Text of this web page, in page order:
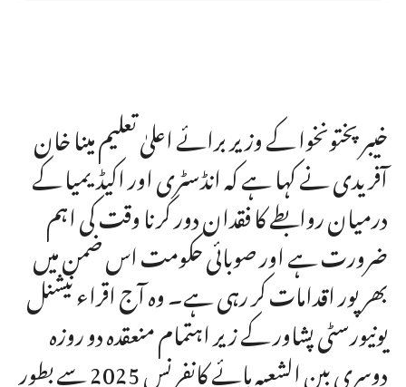
خیبرپختونخوا کے وزیر برائے اعلیٰ تعلیم مینا خان
آفریدی نے کہا ہے کہ انڈسٹری اور اکیڈیمیا کے
درمیان روابطے کا فقدان دور کرنا وقت کی اہم
ضرورت ہے اور صوبائی حکومت اس ضمن میں
بھرپور اقدامات کر رہی ہے۔ وہ آج اقراء نیشنل
یونیورسٹی پشاور کے زیر اہتمام منعقدہ دو روزہ
دوسری بین الشعبہ ہائے کانفرنس 2025 سے بطور